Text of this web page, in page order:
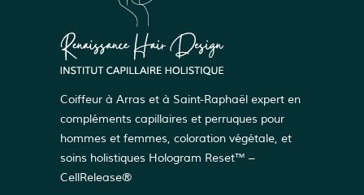
Coiffeur à Arras et à Saint-Raphaël expert en
compléments capillaires et perruques pour
hommes et femmes, coloration végétale, et
soins holistiques Hologram Reset™ –
CellRelease®